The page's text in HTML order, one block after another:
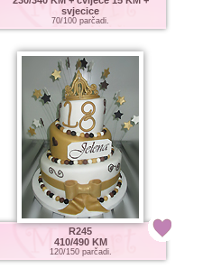
svjecice
70/100 parčadi.
R245
410/490 KM
120/150 parčadi.